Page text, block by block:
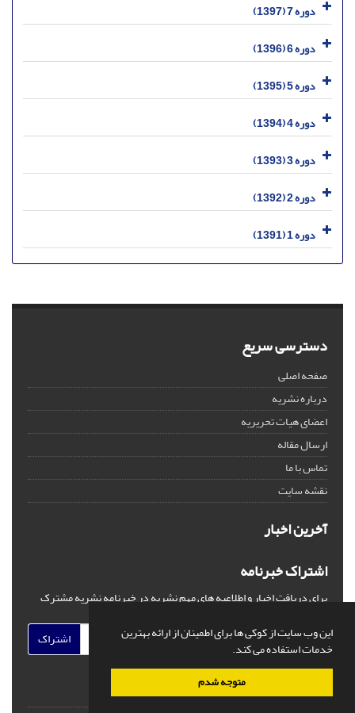
این وب سایت از کوکی ها برای اطمینان از ارائه بهترین
خدمات استفاده می کند.
متوجه شدم
دوره 7 (1397)
دوره 6 (1396)
دوره 5 (1395)
دوره 4 (1394)
دوره 3 (1393)
دوره 2 (1392)
دوره 1 (1391)
دسترسی سریع
صفحه اصلی
درباره نشریه
اعضای هیات تحریریه
ارسال مقاله
تماس با ما
نقشه سایت
آخرین اخبار
اشتراک خبرنامه
برای دریافت اخبار و اطلاعیه های مهم نشریه در خبرنامه نشریه مشترک
اشتراک